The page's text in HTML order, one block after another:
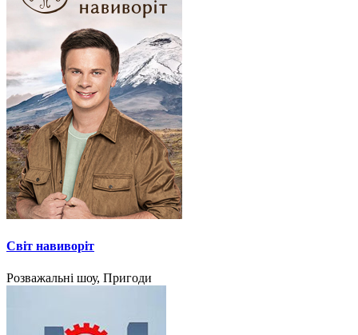
Світ навиворіт
Розважальні шоу, Пригоди